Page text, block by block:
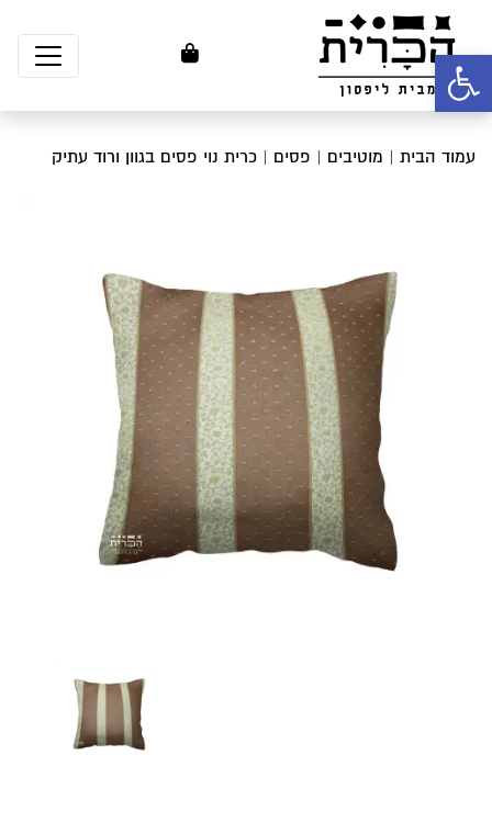
פתח סרגל נגישות
עמוד הבית | מוטיבים | פסים | כרית נוי פסים בגוון ורוד עתיק